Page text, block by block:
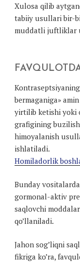
Xulosa qilib
tabiiy usullari bir-
muddatli juftliklar
bermaganiga»
yirtilib ketishi yoki
grafigining
himoyalanish
ishlatiladi.
Homiladorlik
Bunday
gormonal-aktiv
saqlovchi
qo’llaniladi.
Jahon sog’liqni
fikriga ko’ra,